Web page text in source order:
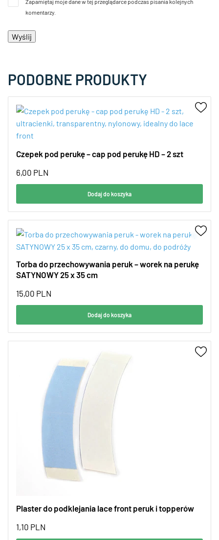
Zapamiętaj moje dane w tej przeglądarce podczas pisania kolejnych
komentarzy.
PODOBNE PRODUKTY
Czepek pod perukę – cap pod perukę HD – 2 szt
6,00 PLN
Dodaj do koszyka
Torba do przechowywania peruk – worek na perukę
SATYNOWY 25 x 35 cm
15,00 PLN
Dodaj do koszyka
Plaster do podklejania lace front peruk i topperów
1,10 PLN